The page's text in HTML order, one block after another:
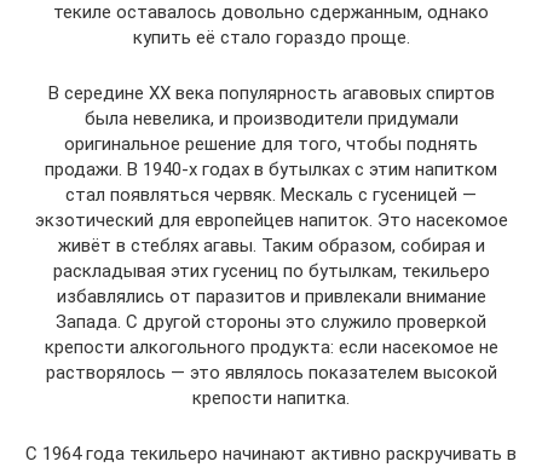
текиле оставалось довольно сдержанным, однако
купить её стало гораздо проще.
В середине XX века популярность агавовых спиртов
была невелика, и производители придумали
оригинальное решение для того, чтобы поднять
продажи. В 1940-х годах в бутылках с этим напитком
стал появляться червяк. Мескаль с гусеницей —
экзотический для европейцев напиток. Это насекомое
живёт в стеблях агавы. Таким образом, собирая и
раскладывая этих гусениц по бутылкам, текильеро
избавлялись от паразитов и привлекали внимание
Запада. С другой стороны это служило проверкой
крепости алкогольного продукта: если насекомое не
растворялось — это являлось показателем высокой
крепости напитка.
С 1964 года текильеро начинают активно раскручивать в